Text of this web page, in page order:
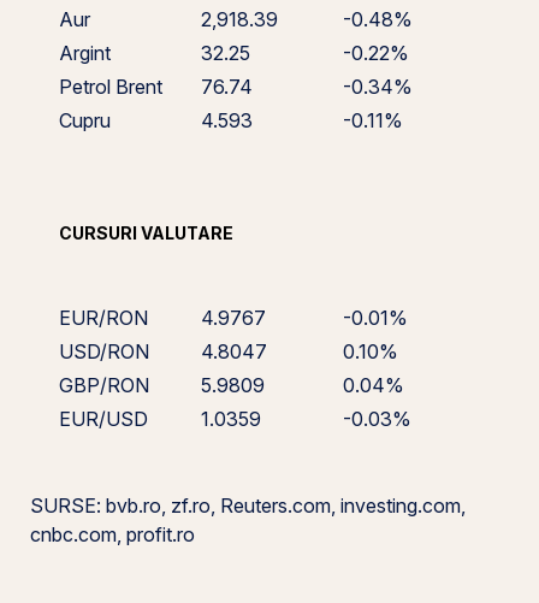
Aur 2,918.39
-0.48%
Argint
32.25
-0.22%
Petrol Brent
76.74
-0.34%
Cupru
4.593 -0.11%
CURSURI VALUTARE
EUR/RON 4.9767
-0.01%
USD/RON
4.8047
0.10%
GBP/RON
5.9809
0.04%
EUR/USD
1.0359 -0.03%
SURSE: bvb.ro, zf.ro, Reuters.com, investing.com,
cnbc.com, profit.ro